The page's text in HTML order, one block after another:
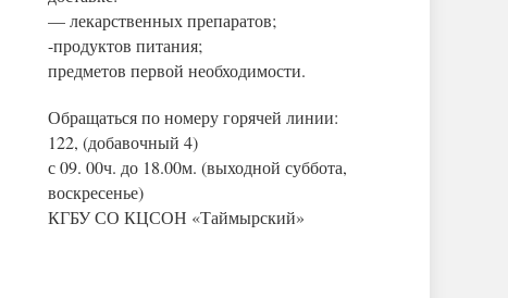
— лекарственных препаратов;
-продуктов питания;
предметов первой необходимости.
Обращаться по номеру горячей линии:
122, (добавочный 4)
с 09. 00ч. до 18.00м. (выходной суббота,
воскресенье)
КГБУ СО КЦСОН «Таймырский»